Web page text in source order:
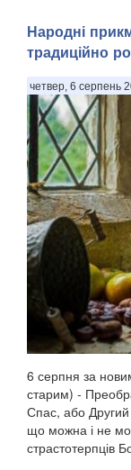
Народні
традиційно
четвер, 6 серпень
6 серпня за
старим) -
Спас, або
що можна і не
страстотерпців